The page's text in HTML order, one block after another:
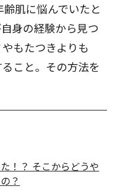
肌に悩んでいたと
身の経験から見つ
もたつきよりも
こと。その方法を
！？ そこからどうや
？